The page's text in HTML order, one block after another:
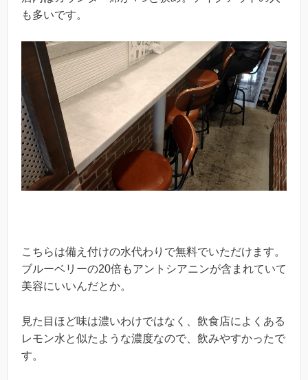
も多いです。
こちらは備え付けの水代わりで無料でいただけます。
ブルーベリーの20倍もアントシアニンが含まれていて
美容にいいんだとか。
見た目ほど味は濃いわけではなく、飲食店によくある
レモン水と似たような濃度なので、飲みやすかったで
す。